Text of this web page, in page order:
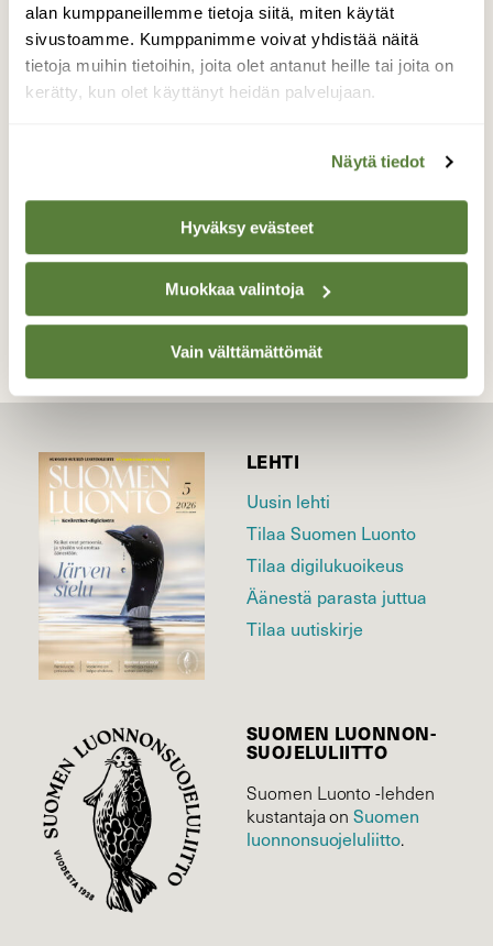
alan kumppaneillemme tietoja siitä, miten käytät
sivustoamme. Kumppanimme voivat yhdistää näitä
tietoja muihin tietoihin, joita olet antanut heille tai joita on
kerätty, kun olet käyttänyt heidän palvelujaan.
Näytä tiedot
Hyväksy evästeet
Muokkaa valintoja
Vain välttämättömät
Kukkakärpäsen kohtalo
Hämähäkki sai saaliikseen kukkakärpäsen
metsässä.
TAKAISIN LISTAAN
LEHTI
Uusin lehti
Tilaa Suomen Luonto
Tilaa digilukuoikeus
Äänestä parasta juttua
Tilaa uutiskirje
SUOMEN LUONNON­
SUOJELU­LIITTO
Suomen Luonto -lehden
kustantaja onSuomen
luonnonsuojelu­liitto.